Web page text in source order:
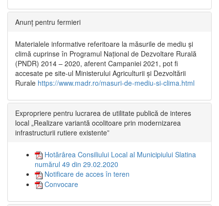
Anunț pentru fermieri
Materialele informative referitoare la măsurile de mediu și
climă cuprinse în Programul Național de Dezvoltare Rurală
(PNDR) 2014 – 2020, aferent Campaniei 2021, pot fi
accesate pe site-ul Ministerului Agriculturii și Dezvoltării
Rurale https://www.madr.ro/masuri-de-mediu-si-clima.html
Expropriere pentru lucrarea de utilitate publică de interes
local „Realizare variantă ocolitoare prin modernizarea
infrastructurii rutiere existente”
Hotărârea Consiliului Local al Municipiului Slatina
numărul 49 din 29.02.2020
Notificare de acces în teren
Convocare